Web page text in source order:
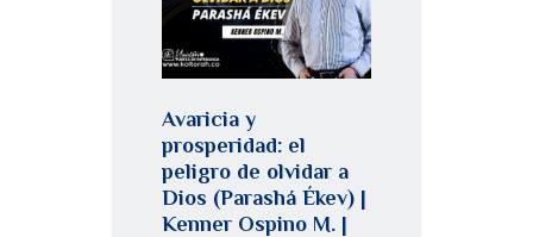
Avaricia y
prosperidad: el
peligro de olvidar a
Dios (Parashá Ékev) |
Kenner Ospino M. |